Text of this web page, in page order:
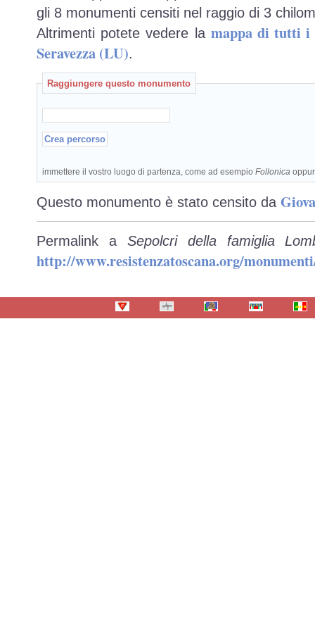
gli 8 monumenti censiti nel raggio di 3
Altrimenti potete vedere la mappa di tutti i
Seravezza (LU).
Raggiungere questo monumento
immettere il vostro luogo di partenza, come ad esempio Follonica
Questo monumento è stato censito da
Permalink a Sepolcri della famiglia
http://www.resistenzatoscana.org/